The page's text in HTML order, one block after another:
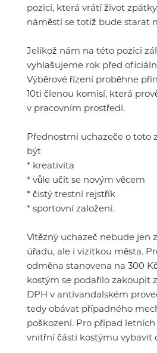
pozici, která vrátí život
náměstí se totiž bude starat
Jelikož nám na této pozici
vyhlašujeme rok před
Výběrové řízení proběhne
10ti členou komisí, která
v pracovním prostředí.
Přednostmi uchazeče o toto
být
* kreativita
* vůle učit se novým věcem
* čistý trestní rejstřík
* sportovní založení.
Vítězný uchazeč nebude jen
úřadu, ale i vizitkou města.
odměna stanovena na 300
kostým se podařilo zakoupit
DPH v antivandalském
tedy obávat případného
poškození. Pro případ
vnitřní části kostýmu vybavit